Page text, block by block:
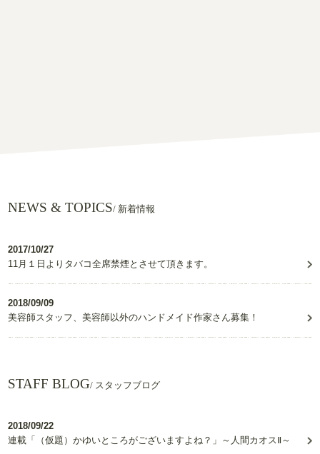
NEWS & TOPICS/ 新着情報
2017/10/27
11月１日よりタバコ全席禁煙とさせて頂きます。
2018/09/09
美容師スタッフ、美容師以外のハンドメイド作家さん募集！
STAFF BLOG/ スタッフブログ
2018/09/22
連載「（仮題）かゆいところがございますよね？」～人間カオスⅡ～